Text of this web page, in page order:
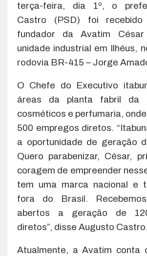
terça-feira, dia 1º, o
Castro (PSD) foi
fundador da Avatim
unidade industrial em Ilhéus,
rodovia BR-415 – Jorge
O Chefe do Executivo
áreas da planta fabril da
cosméticos e perfumaria,
500 empregos diretos.
a oportunidade de geração
Quero parabenizar, César,
coragem de empreender
tem uma marca nacional e
fora do Brasil.
abertos a geração de
diretos”, disse Augusto Castro.
Atualmente, a Avatim conta